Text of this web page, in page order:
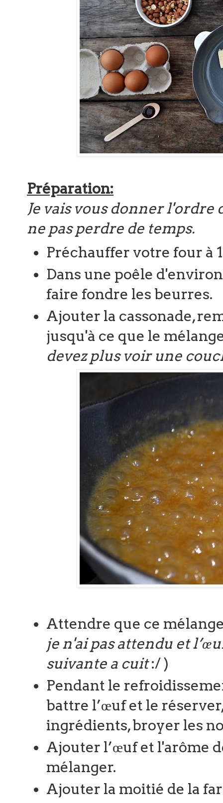
Préparation:
Je vais vous donner
ne pas perdre de temps.
Préchauffer votre four à
Dans une poêle
faire fondre les beurres.
Ajouter la cassonade,
jusqu'à ce que le
devez plus voir une
Attendre que ce
je n'ai pas attendu et
suivante a cuit:/ )
Pendant le
battre l’œuf et le
ingrédients, broyer les
Ajouter l’œuf et l'arôme
mélanger.
Ajouter la moitié de la